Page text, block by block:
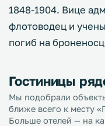
1848-1904. Вице
флотоводец и
погиб на
Гостиницы
Мы подобрали
ближе всего к месту
Больше отелей — на